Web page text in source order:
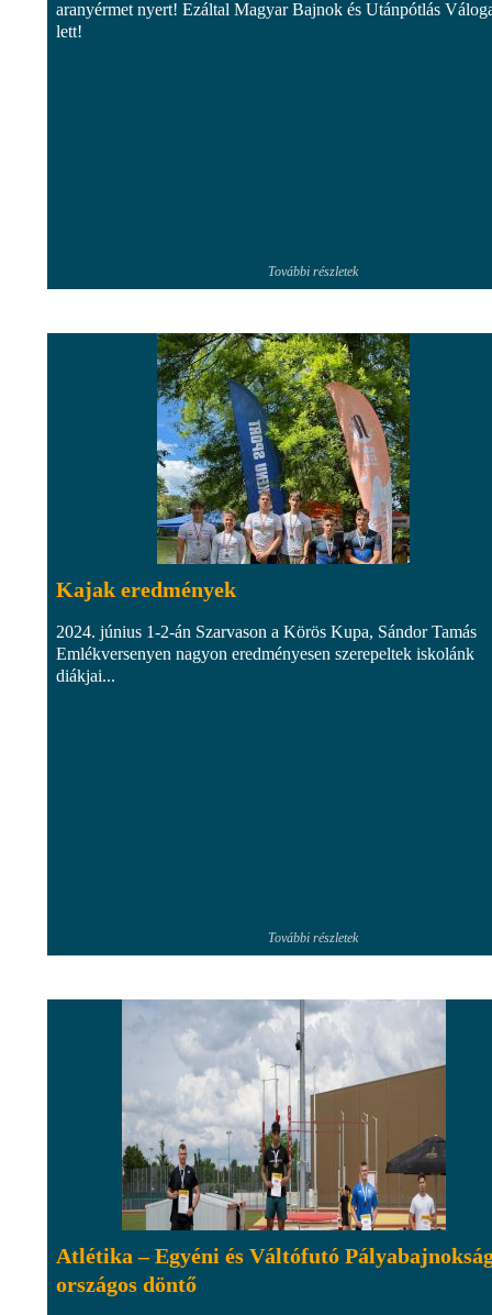
aranyérmet nyert! Ezáltal Magyar Bajnok és Utánpótlás
lett!
További részletek
Kajak eredmények
2024. június 1-2-án Szarvason a Körös Kupa, Sándor Tamás
Emlékversenyen nagyon eredményesen szerepeltek iskolánk
diákjai...
További részletek
Atlétika – Egyéni és Váltófutó
országos döntő